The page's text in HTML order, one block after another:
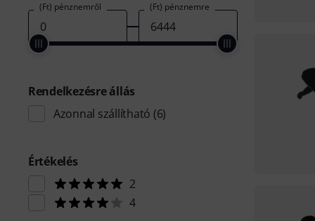
(Ft) pénznemről (Ft) pénznemre
Rendelkezésre állás
Azonnal szállítható (6)
Értékelés
2
4